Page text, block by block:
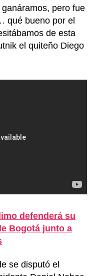
pero fue
qué bueno por el
de esta
el quiteño Diego
defenderá su
Bogotá junto a
se disputó el